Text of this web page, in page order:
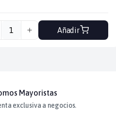
Añadir
Mayoristas
exclusiva a negocios.